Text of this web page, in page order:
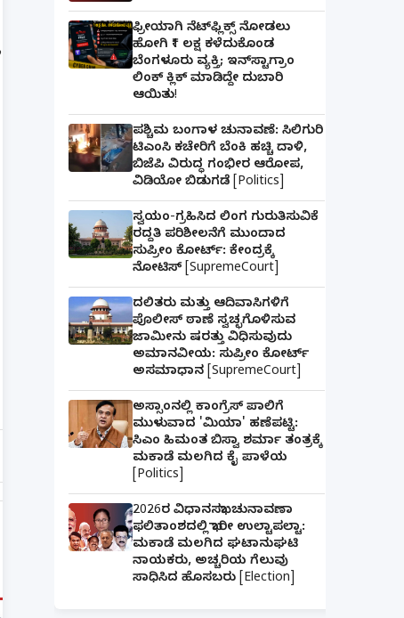
ಫ್ರೀಯಾಗಿ ನೆಟ್‌ಫ್ಲಿಕ್ಸ್ ನೋಡಲು
ಹೋಗಿ ₹1 ಲಕ್ಷ ಕಳೆದುಕೊಂಡ
ಬೆಂಗಳೂರು ವ್ಯಕ್ತಿ; ಇನ್‌ಸ್ಟಾಗ್ರಾಂ
ಲಿಂಕ್ ಕ್ಲಿಕ್ ಮಾಡಿದ್ದೇ ದುಬಾರಿ
ಆಯಿತು!
ಪಶ್ಚಿಮ ಬಂಗಾಳ ಚುನಾವಣೆ: ಸಿಲಿಗುರಿ
ಟಿಎಂಸಿ ಕಚೇರಿಗೆ ಬೆಂಕಿ ಹಚ್ಚಿ ದಾಳಿ,
ಬಿಜೆಪಿ ವಿರುದ್ಧ ಗಂಭೀರ ಆರೋಪ,
ವಿಡಿಯೋ ಬಿಡುಗಡೆ [Politics]
ಸ್ವಯಂ-ಗ್ರಹಿಸಿದ ಲಿಂಗ ಗುರುತಿಸುವಿಕೆ
ರದ್ದತಿ ಪರಿಶೀಲನೆಗೆ ಮುಂದಾದ
ಸುಪ್ರೀಂ ಕೋರ್ಟ್: ಕೇಂದ್ರಕ್ಕೆ
ನೋಟಿಸ್ [SupremeCourt]
ದಲಿತರು ಮತ್ತು ಆದಿವಾಸಿಗಳಿಗೆ
ಪೊಲೀಸ್ ಠಾಣೆ ಸ್ವಚ್ಛಗೊಳಿಸುವ
ಜಾಮೀನು ಷರತ್ತು ವಿಧಿಸುವುದು
ಅಮಾನವೀಯ: ಸುಪ್ರೀಂ ಕೋರ್ಟ್
ಅಸಮಾಧಾನ [SupremeCourt]
ಅಸ್ಸಾಂನಲ್ಲಿ ಕಾಂಗ್ರೆಸ್ ಪಾಲಿಗೆ
ಮುಳುವಾದ 'ಮಿಯಾ' ಹಣೆಪಟ್ಟಿ:
ಸಿಎಂ ಹಿಮಂತ ಬಿಸ್ವಾ ಶರ್ಮಾ ತಂತ್ರಕ್ಕೆ
ಮಕಾಡೆ ಮಲಗಿದ ಕೈ ಪಾಳೆಯ
[Politics]
2026ರ ವಿಧಾನಸಭಾ ಚುನಾವಣಾ
ಫಲಿತಾಂಶದಲ್ಲಿ ಭಾರೀ ಉಲ್ಟಾಪಲ್ಟಾ:
ಮಕಾಡೆ ಮಲಗಿದ ಘಟಾನುಘಟಿ
ನಾಯಕರು, ಅಚ್ಚರಿಯ ಗೆಲುವು
ಸಾಧಿಸಿದ ಹೊಸಬರು [Election]